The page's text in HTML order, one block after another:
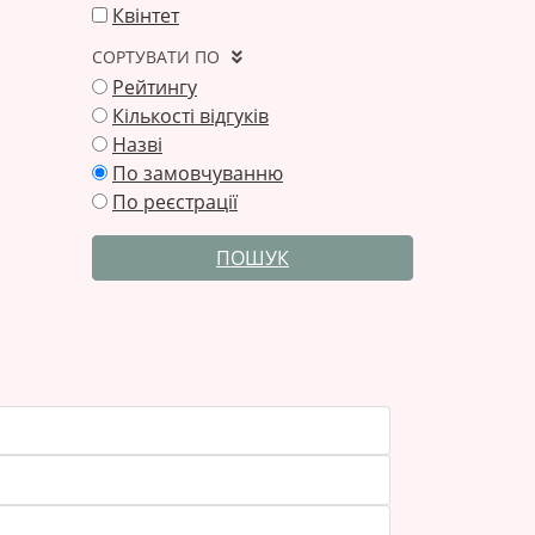
Квінтет
СОРТУВАТИ ПО
Рейтингу
Кількості відгуків
Назві
По замовчуванню
По реєстрації
ПОШУК